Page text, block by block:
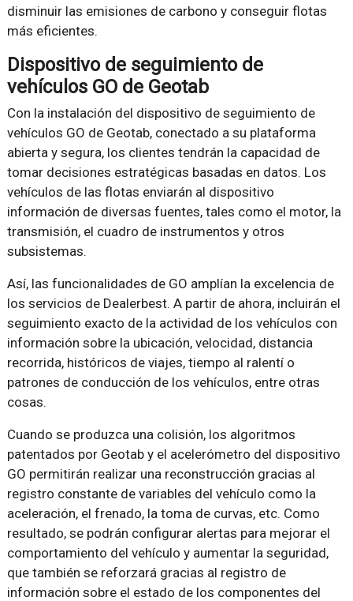
disminuir las emisiones de carbono y conseguir flotas
más eficientes.
Dispositivo de seguimiento de
vehículos GO de Geotab
Con la instalación del dispositivo de seguimiento de
vehículos GO de Geotab, conectado a su plataforma
abierta y segura, los clientes tendrán la capacidad de
tomar decisiones estratégicas basadas en datos. Los
vehículos de las flotas enviarán al dispositivo
información de diversas fuentes, tales como el motor, la
transmisión, el cuadro de instrumentos y otros
subsistemas.
Así, las funcionalidades de GO amplían la excelencia de
los servicios de Dealerbest. A partir de ahora, incluirán el
seguimiento exacto de la actividad de los vehículos con
información sobre la ubicación, velocidad, distancia
recorrida, históricos de viajes, tiempo al ralentí o
patrones de conducción de los vehículos, entre otras
cosas.
Cuando se produzca una colisión, los algoritmos
patentados por Geotab y el acelerómetro del dispositivo
GO permitirán realizar una reconstrucción gracias al
registro constante de variables del vehículo como la
aceleración, el frenado, la toma de curvas, etc. Como
resultado, se podrán configurar alertas para mejorar el
comportamiento del vehículo y aumentar la seguridad,
que también se reforzará gracias al registro de
información sobre el estado de los componentes del